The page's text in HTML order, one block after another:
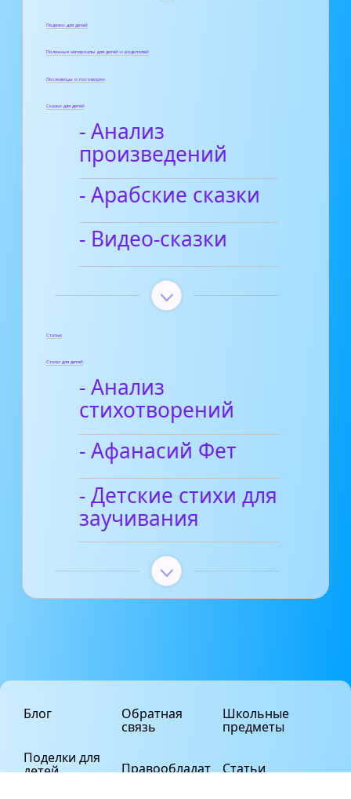
Поделки для детей
Полезные материалы для детей и родителей
Пословицы и поговорки
Сказки для детей
- Анализ
произведений
- Арабские сказки
- Видео-сказки
Статьи
Стихи для детей
- Анализ
стихотворений
- Афанасий Фет
- Детские стихи для
заучивания
Блог
Поделки для
детей
Обратная
связь
Правообладат
Школьные
предметы
Статьи